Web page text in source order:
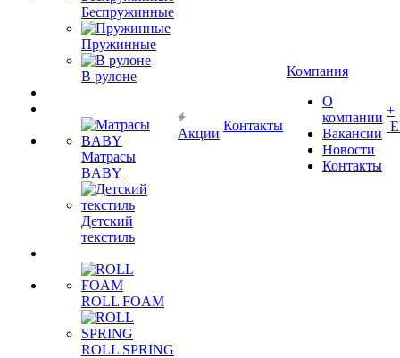
Беспружинные
Пружинные
В рулоне
Матрасы
BABY
Детский
текстиль
ROLL FOAM
ROLL SPRING
Акции
Контакты
Компания
О
компании
Вакансии
Новости
Контакты
+